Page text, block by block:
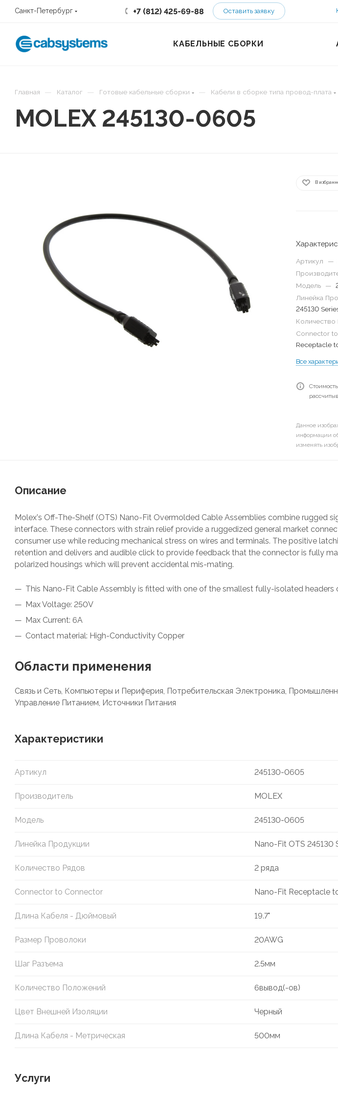
Санкт-Петербург +7 (812) 425-69-88 Оставить заявку
КАБЕЛЬНЫЕ СБОРКИ
Главная — Каталог — Готовые кабельные сборки — Кабели в сборке типа провод-плата
MOLEX 245130-0605
В
Артикул —
Модель
—
Линейка
245130
Количество
Connector
Receptacle
Все
Данное
информации
изменять
Описание
Molex's Off-The-Shelf (OTS) Nano-Fit Overmolded Cable Assemblies combine rugged
interface. These connectors with strain relief provide a ruggedized general market
consumer use while reducing mechanical stress on wires and terminals. The positive
retention and delivers and audible click to provide feedback that the connector is fully
polarized housings which will prevent accidental mis-mating.
This Nano-Fit Cable Assembly is fitted with one of the smallest fully-isolated headers
Max Voltage: 250V
Max Current: 6A
Contact material: High-Conductivity Copper
Области применения
Связь и Сеть, Компьютеры и Периферия, Потребительская Электроника,
Управление Питанием, Источники Питания
Характеристики
Артикул 245130-0605
Производитель MOLEX
Модель 245130-0605
Линейка Продукции Nano-Fit OTS 245130
Количество Рядов 2 ряда
Connector to Connector Nano-Fit Receptacle
Длина Кабеля - Дюймовый 19.7"
Размер Проволоки 20AWG
Шаг Разъема 2.5мм
Количество Положений 6вывод(-ов)
Цвет Внешней Изоляции Черный
Длина Кабеля - Метрическая 500мм
Услуги